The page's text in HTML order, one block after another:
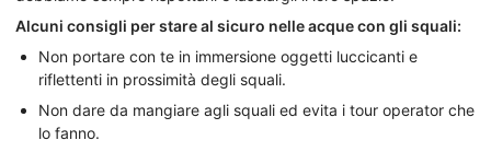
Alcuni consigli per stare al sicuro nelle acque con gli squali:
Non portare con te in immersione oggetti luccicanti e
riflettenti in prossimità degli squali.
Non dare da mangiare agli squali ed evita i tour operator che
lo fanno.